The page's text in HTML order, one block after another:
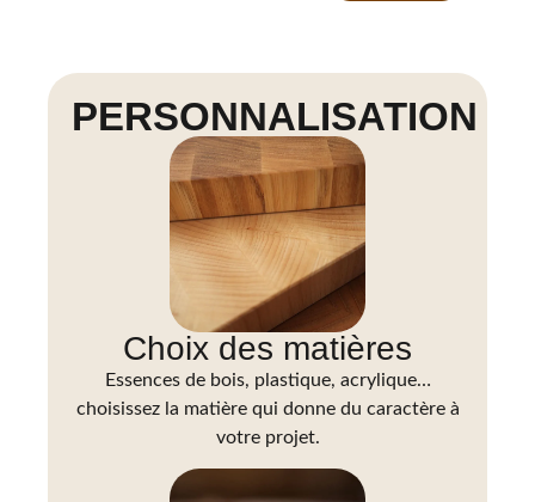
PERSONNALISATION
Choix des matières
Essences de bois, plastique, acrylique…
choisissez la matière qui donne du caractère à
votre projet.